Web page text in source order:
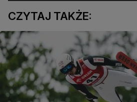
CZYTAJ TAKŻE: